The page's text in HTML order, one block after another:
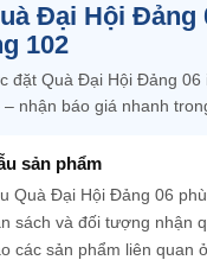
Đại Hội Đảng
102
đặt Quà Đại Hội Đảng 06
nhận báo giá nhanh
sản phẩm
Quà Đại Hội Đảng 06
sách và đối tượng nhận
các sản phẩm liên quan